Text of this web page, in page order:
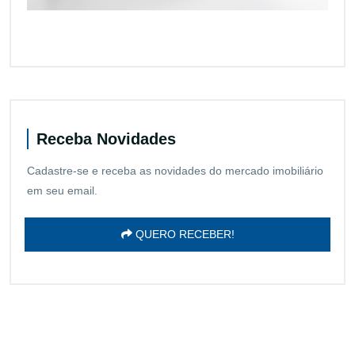
Receba Novidades
Cadastre-se e receba as novidades do mercado imobiliário
em seu email.
QUERO RECEBER!